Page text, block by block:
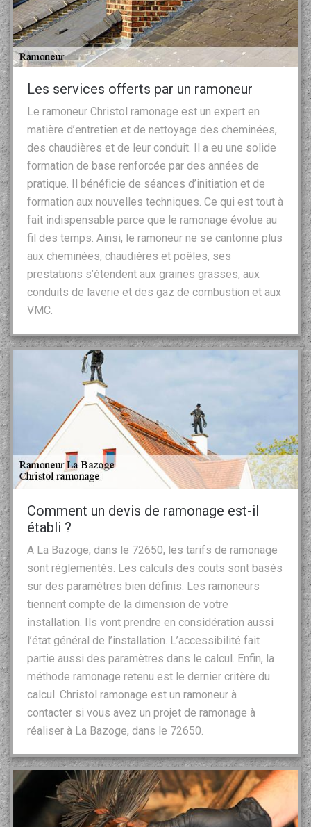
Les services offerts par un ramoneur
Le ramoneur Christol ramonage est un expert en
matière d’entretien et de nettoyage des cheminées,
des chaudières et de leur conduit. Il a eu une solide
formation de base renforcée par des années de
pratique. Il bénéficie de séances d’initiation et de
formation aux nouvelles techniques. Ce qui est tout à
fait indispensable parce que le ramonage évolue au
fil des temps. Ainsi, le ramoneur ne se cantonne plus
aux cheminées, chaudières et poêles, ses
prestations s’étendent aux graines grasses, aux
conduits de laverie et des gaz de combustion et aux
VMC.
Comment un devis de ramonage est-il
établi ?
A La Bazoge, dans le 72650, les tarifs de ramonage
sont réglementés. Les calculs des couts sont basés
sur des paramètres bien définis. Les ramoneurs
tiennent compte de la dimension de votre
installation. Ils vont prendre en considération aussi
l’état général de l’installation. L’accessibilité fait
partie aussi des paramètres dans le calcul. Enfin, la
méthode ramonage retenu est le dernier critère du
calcul. Christol ramonage est un ramoneur à
contacter si vous avez un projet de ramonage à
réaliser à La Bazoge, dans le 72650.